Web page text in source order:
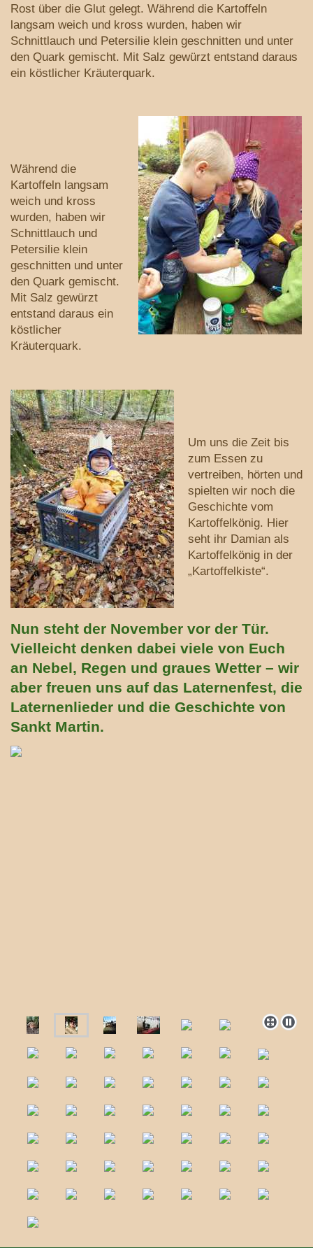
Rost über die Glut gelegt. Während die Kartoffeln
langsam weich und kross wurden, haben wir
Schnittlauch und Petersilie klein geschnitten und unter
den Quark gemischt. Mit Salz gewürzt entstand daraus
ein köstlicher Kräuterquark.
Während die
Kartoffeln langsam
weich und kross
wurden, haben wir
Schnittlauch und
Petersilie klein
geschnitten und unter
den Quark gemischt.
Mit Salz gewürzt
entstand daraus ein
köstlicher
Kräuterquark.
Um uns die Zeit bis
zum Essen zu
vertreiben, hörten und
spielten wir noch die
Geschichte vom
Kartoffelkönig. Hier
seht ihr Damian als
Kartoffelkönig in der
„Kartoffelkiste“.
Nun steht der November vor der Tür.
Vielleicht denken dabei viele von Euch
an Nebel, Regen und graues Wetter – wir
aber freuen uns auf das Laternenfest, die
Laternenlieder und die Geschichte von
Sankt Martin.